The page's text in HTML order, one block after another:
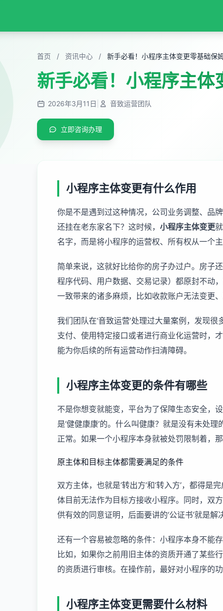
首页 / 资讯中心 / 新手必看！小程序主体变更零基础保
新手必看！小程序主
2026年3月11日 音致运营团队
立即咨询办理
小程序主体变更有什么作用
你是不是遇到过这种情况，公司业务调整、品
还挂在老东家名下？这时候， 小程序主体变更
名字，而是将小程序的运营权、所有权从一个
简单来说，这就好比给你的房子办过户。房子
程序代码、用户数据、交易记录）都原封不动
一致带来的诸多麻烦，比如收款账户无法变更
我们团队在‘音致运营’处理过大量案例，发现
支付、使用特定接口或者进行商业化运营时，
能为你后续的所有运营动作扫清障碍。
小程序主体变更的条件有哪些
不是你想变就能变，平台为了保障生态安全，
是‘健健康康’的。什么叫健康？就是没有未处
正常。如果一个小程序本身就被处罚限制着，
原主体和目标主体都需要满足的条件
双方主体，也就是‘转出方’和‘转入方’，都得
体目前无法作为目标方接收小程序。同时，双
供有效的同意证明，后面要讲的‘公证书’就是解
还有一个容易被忽略的条件：小程序本身不能
比如，如果你之前用旧主体的资质开通了某些
的资质进行审核。在操作前，最好对小程序的
小程序主体变更需要什么材料